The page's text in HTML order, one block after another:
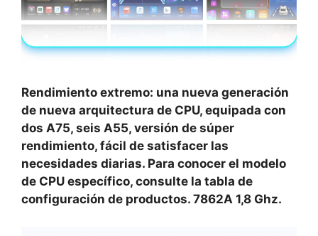
Rendimiento extremo: una nueva generación
de nueva arquitectura de CPU, equipada con
dos A75, seis A55, versión de súper
rendimiento, fácil de satisfacer las
necesidades diarias. Para conocer el modelo
de CPU específico, consulte la tabla de
configuración de productos. 7862A 1,8 Ghz.